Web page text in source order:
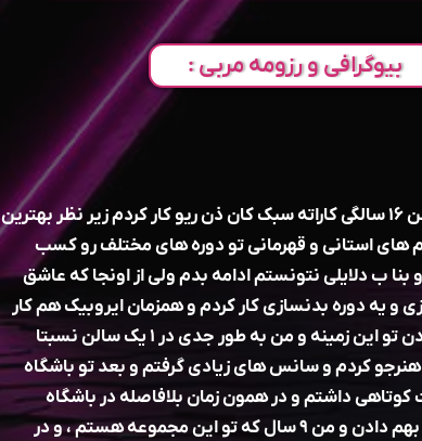
بیوگرافی و رزومه مربی :
مریم قدردان هستم از سن ۱۶ سالگی کاراته سبک کان ذن ریو کار کردم زیر نظر بهترین
های استانی و قهرمانی تو دوره های مختلف رو کسب
بنا ب دلایلی نتونستم ادامه بدم ولی از اونجا که عاشق
و یه دوره بدنسازی کار کردم و همزمان ایروبیک هم کار
کردم و خیلیا مشوقم بودن تو این زمینه و من به طور جدی در ۱ یک سالن نسبتا
کردم و سانس‌ های زیادی گرفتم و بعد تو باشگاه
کوتاهی داشتم و در همون زمان بلافاصله در باشگاه
هنگام پیشنهاد فعالیت بهم دادن و من ۹ سال که تو این مجموعه هستم ، و در